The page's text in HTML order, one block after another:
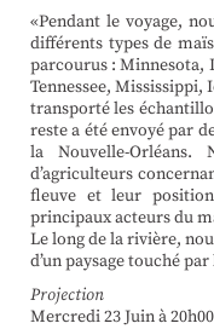
«Pendant le voyage,
différents types de
parcourus : Minnesota,
Tennessee, Mississippi,
transporté les
reste a été envoyé par
la Nouvelle-Orléans.
d’agriculteurs
fleuve et leur position
principaux acteurs du
Le long de la rivière,
d’un paysage touché
Projection
Mercredi 23 Juin à 20h00